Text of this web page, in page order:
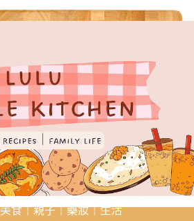
食｜親子｜藥妝｜生活